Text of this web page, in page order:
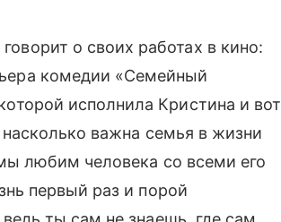
о своих работах в кино:
комедии «Семейный
исполнила Кристина и вот
важна семья в жизни
любим человека со всеми его
первый раз и порой